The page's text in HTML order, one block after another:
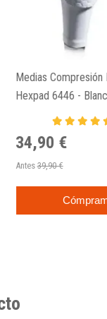
Medias Compresión
Hexpad 6446 -
34,90 €
Antes 39,90 €